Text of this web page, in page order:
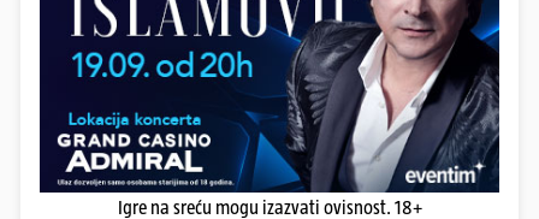
Igre na sreću mogu izazvati ovisnost. 18+